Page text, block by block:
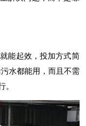
能起效，投加方式简
水都能用，而且不需
。